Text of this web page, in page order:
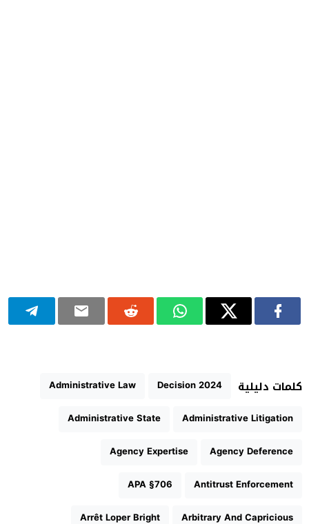
كلمات دليلية 2024 Decision
Administrative Law
Administrative Litigation
Administrative State
Agency Deference
Agency Expertise
Antitrust Enforcement
APA §706
Arbitrary And Capricious
Arrêt Loper Bright